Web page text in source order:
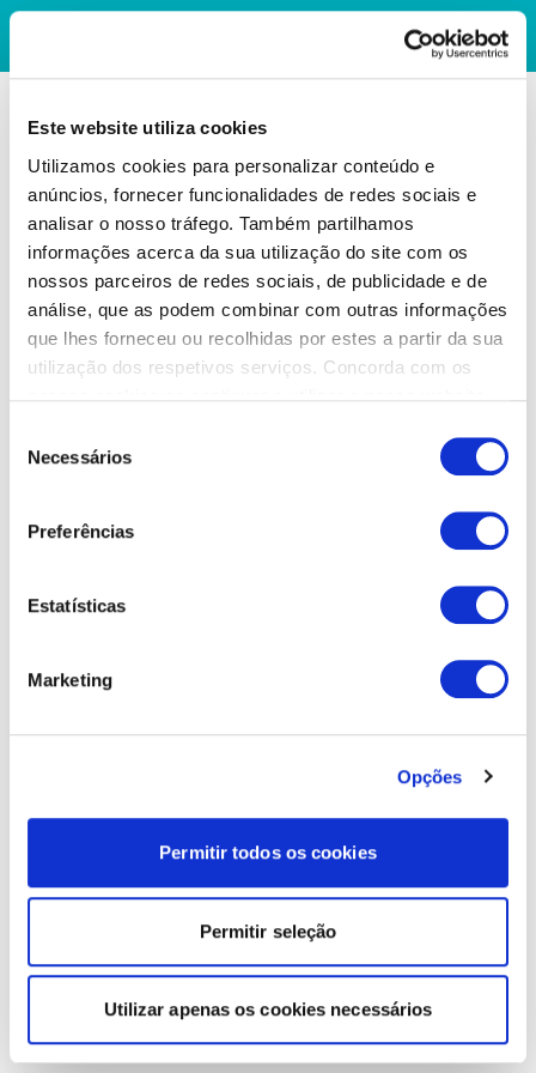
Este website utiliza cookies
Utilizamos cookies para personalizar conteúdo e
anúncios, fornecer funcionalidades de redes sociais e
analisar o nosso tráfego. Também partilhamos
informações acerca da sua utilização do site com os
nossos parceiros de redes sociais, de publicidade e de
análise, que as podem combinar com outras informações
que lhes forneceu ou recolhidas por estes a partir da sua
utilização dos respetivos serviços. Concorda com os
Necessários
Preferências
Estatísticas
Marketing
Opções
Permitir todos os cookies
Permitir seleção
Utilizar apenas os cookies necessários